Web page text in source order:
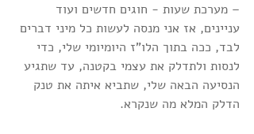
– מערכת שעות - חוגים חדשים ועוד
עניינים, אז אני מנסה לעשות כל מיני דברים
לבד, ככה בתוך הלו"ז היומיומי שלי, כדי
לנסות ולתדלק את עצמי בקטנה, עד שתגיע
הנסיעה הבאה שלי, שתביא איתה את טנק
הדלק המלא מה שנקרא.